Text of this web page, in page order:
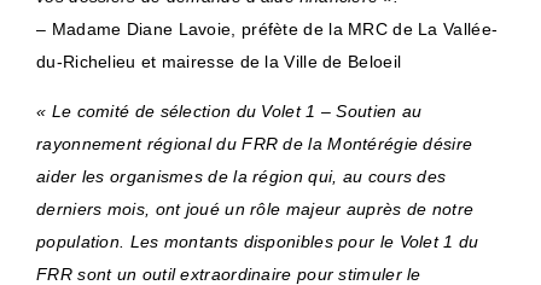
– Madame Diane Lavoie, préfète de la MRC de La Vallée-
du-Richelieu et mairesse de la Ville de Beloeil
« Le comité de sélection du Volet 1 – Soutien au
rayonnement régional du FRR de la Montérégie désire
aider les organismes de la région qui, au cours des
derniers mois, ont joué un rôle majeur auprès de notre
population. Les montants disponibles pour le Volet 1 du
FRR sont un outil extraordinaire pour stimuler le